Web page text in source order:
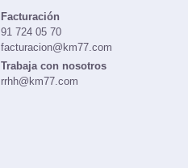
Facturación
91 724 05 70
facturacion@km77.com
Trabaja con nosotros
rrhh@km77.com